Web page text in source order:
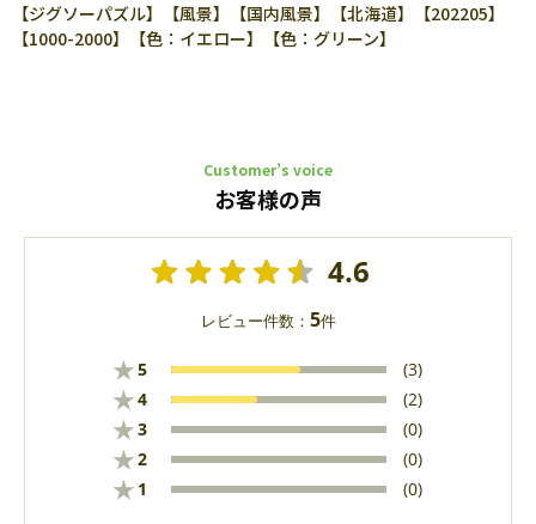
【ジグソーパズル】【風景】【国内風景】【北海道】【202205】
【1000-2000】【色：イエロー】【色：グリーン】
Customer’s voice
お客様の声
4.6
レビュー件数： 5件
★5 (3)
★4 (2)
★3 (0)
★2 (0)
★ 1 (0)